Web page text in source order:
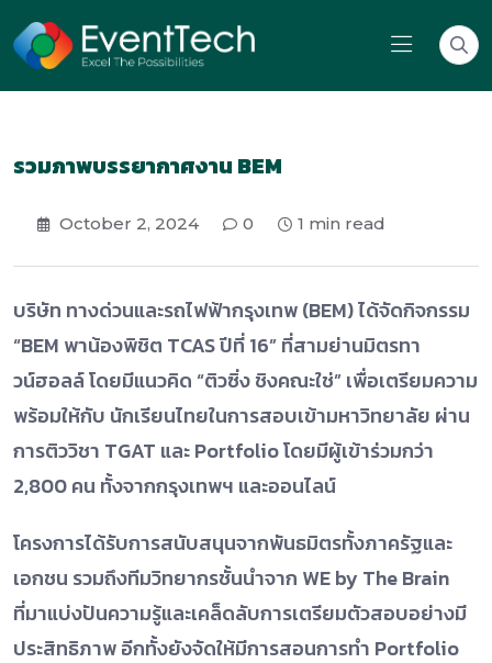
รวมภาพบรรยากาศงาน BEM
October 2, 2024 0 1 min read
บริษัท ทางด่วนและรถไฟฟ้ากรุงเทพ (BEM) ได้จัดกิจกรรม
“BEM พาน้องพิชิต TCAS ปีที่ 16” ที่สามย่านมิตรทา
วน์ฮอลล์ โดยมีแนวคิด “ติวซิ่ง ชิงคณะใช่” เพื่อเตรียมความ
พร้อมให้กับ นักเรียนไทยในการสอบเข้ามหาวิทยาลัย ผ่าน
การติววิชา TGAT และ Portfolio โดยมีผู้เข้าร่วมกว่า
2,800 คน ทั้งจากกรุงเทพฯ และออนไลน์
โครงการได้รับการสนับสนุนจากพันธมิตรทั้งภาครัฐและ
เอกชน รวมถึงทีมวิทยากรชั้นนำจาก WE by The Brain
ที่มาแบ่งปันความรู้และเคล็ดลับการเตรียมตัวสอบอย่างมี
ประสิทธิภาพ อีกทั้งยังจัดให้มีการสอนการทำ Portfolio